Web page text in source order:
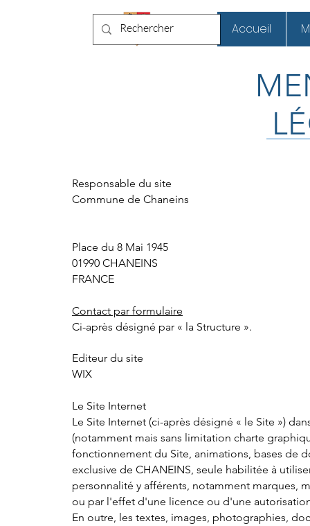
Chaneins Accueil
Responsable du site
Commune de Chaneins
Place du 8 Mai 1945
01990 CHANEINS
FRANCE
Contact par formulaire
Ci-après désigné par « la Structure ».
Editeur du site
WIX
Le Site Internet
Le Site Internet (ci-après désigné « le Site »)
(notamment mais sans limitation charte
fonctionnement du Site, animations, bases de
exclusive de CHANEINS, seule habilitée à
personnalité y afférents, notamment marques,
ou par l'effet d'une licence ou d'une
En outre, les textes, images, photographies,